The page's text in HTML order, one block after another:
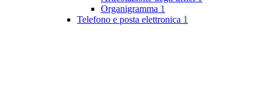
Organigramma 1
Telefono e posta elettronica 1